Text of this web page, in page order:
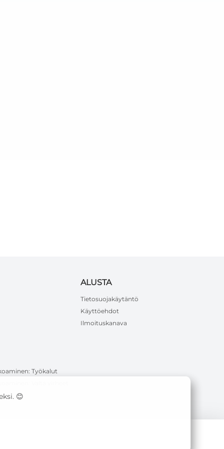
ALUSTA
Tietosuojakäytäntö
Käyttöehdot
Ilmoituskanava
Työkalut
😊